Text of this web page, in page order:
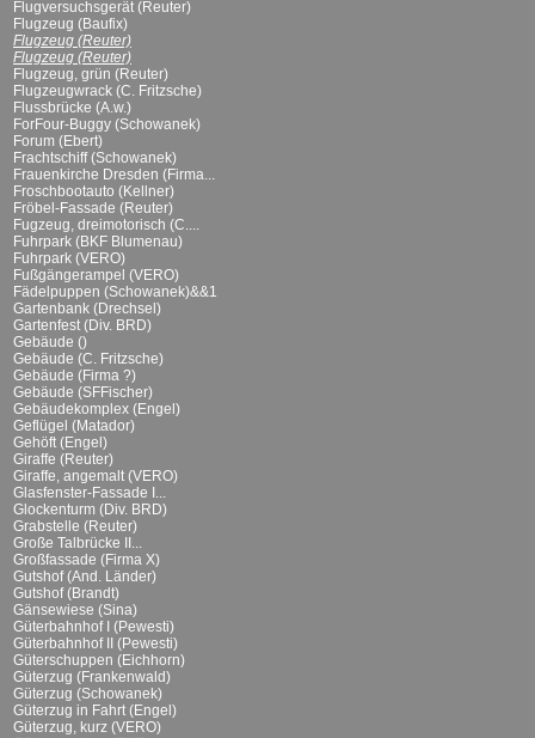
Flugversuchsgerät (Reuter)
Flugzeug (Baufix)
Flugzeug (Reuter)
Flugzeug (Reuter)
Flugzeug, grün (Reuter)
Flugzeugwrack (C. Fritzsche)
Flussbrücke (A.w.)
ForFour-Buggy (Schowanek)
Forum (Ebert)
Frachtschiff (Schowanek)
Frauenkirche Dresden (Firma...
Froschbootauto (Kellner)
Fröbel-Fassade (Reuter)
Fugzeug, dreimotorisch (C....
Fuhrpark (BKF Blumenau)
Fuhrpark (VERO)
Fußgängerampel (VERO)
Fädelpuppen (Schowanek)&&1
Gartenbank (Drechsel)
Gartenfest (Div. BRD)
Gebäude ()
Gebäude (C. Fritzsche)
Gebäude (Firma ?)
Gebäude (SFFischer)
Gebäudekomplex (Engel)
Geflügel (Matador)
Gehöft (Engel)
Giraffe (Reuter)
Giraffe, angemalt (VERO)
Glasfenster-Fassade I...
Glockenturm (Div. BRD)
Grabstelle (Reuter)
Große Talbrücke II...
Großfassade (Firma X)
Gutshof (And. Länder)
Gutshof (Brandt)
Gänsewiese (Sina)
Güterbahnhof I (Pewesti)
Güterbahnhof II (Pewesti)
Güterschuppen (Eichhorn)
Güterzug (Frankenwald)
Güterzug (Schowanek)
Güterzug in Fahrt (Engel)
Güterzug, kurz (VERO)